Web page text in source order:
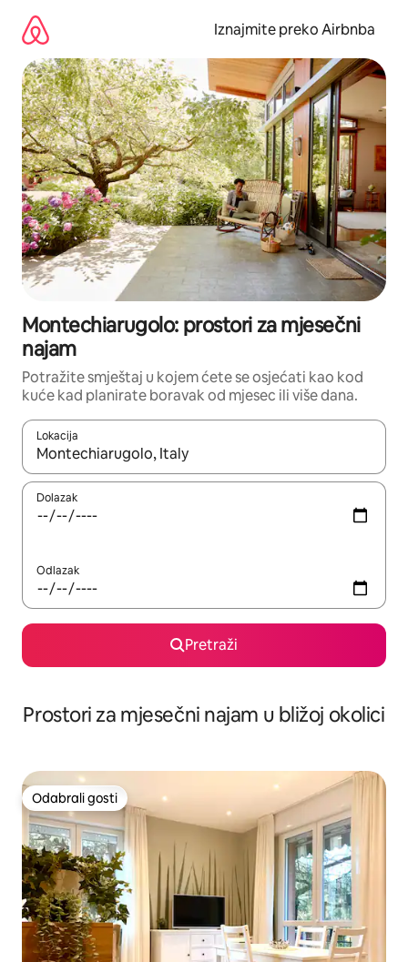
sadržaj
Iznajmite preko Airbnba
Montechiarugolo: prostori za mjesečni
najam
Potražite smještaj u kojem ćete se osjećati kao kod
kuće kad planirate boravak od mjesec ili više dana.
Lokacija
Kada budu dostupni rezultati, moći ćete ih pregledati
Dolazak
Odlazak
Pretraži
Prostori za mjesečni najam u bližoj okolici
Odabrali gosti
Odabrali gosti